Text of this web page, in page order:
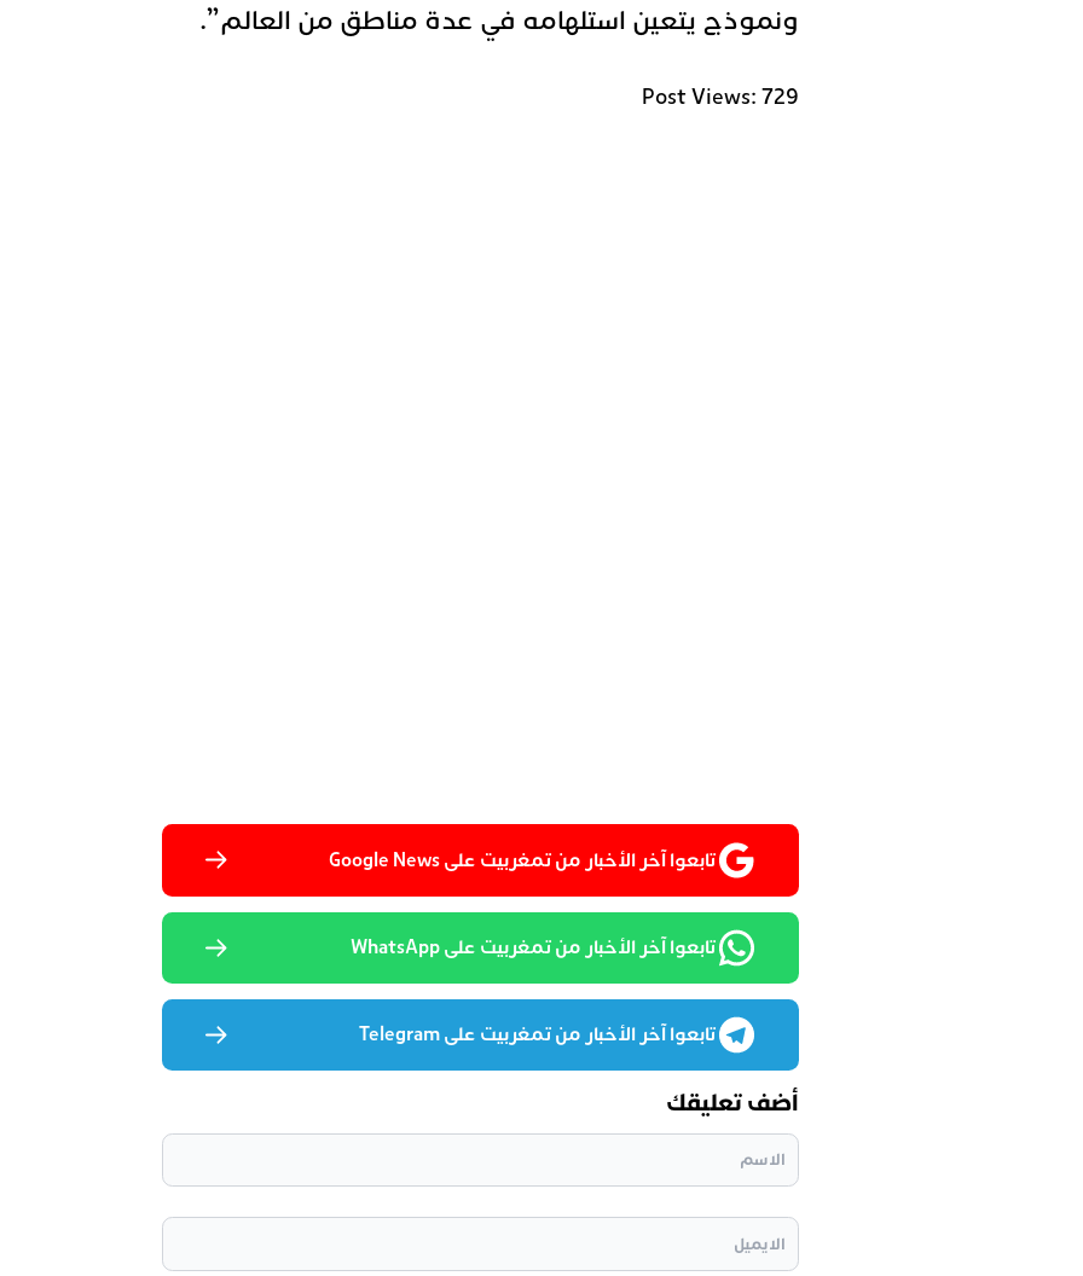
ونموذج يتعين استلهامه في عدة مناطق من العالم”.
Post Views: 729
تابعوا آخر الأخبار من تمغربيت على Google News
تابعوا آخر الأخبار من تمغربيت على WhatsApp
تابعوا آخر الأخبار من تمغربيت على Telegram
أضف تعليقك